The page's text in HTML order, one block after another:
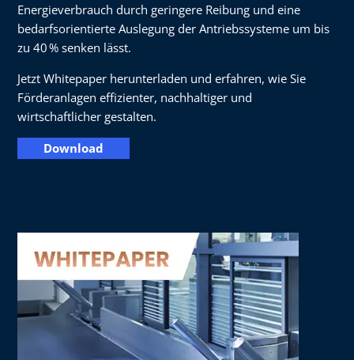
Energieverbrauch durch geringere Reibung und eine
bedarfsorientierte Auslegung der Antriebssysteme um bis
zu 40 % senken lässt.
Jetzt Whitepaper herunterladen und erfahren, wie Sie
Förderanlagen effizienter, nachhaltiger und
wirtschaftlicher gestalten.
Download